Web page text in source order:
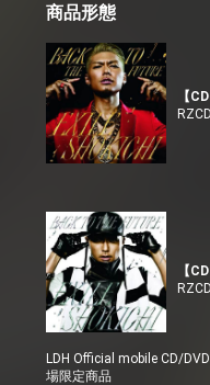
商品形態
【
【CD
LDH Official mobile CD/
場限定商品